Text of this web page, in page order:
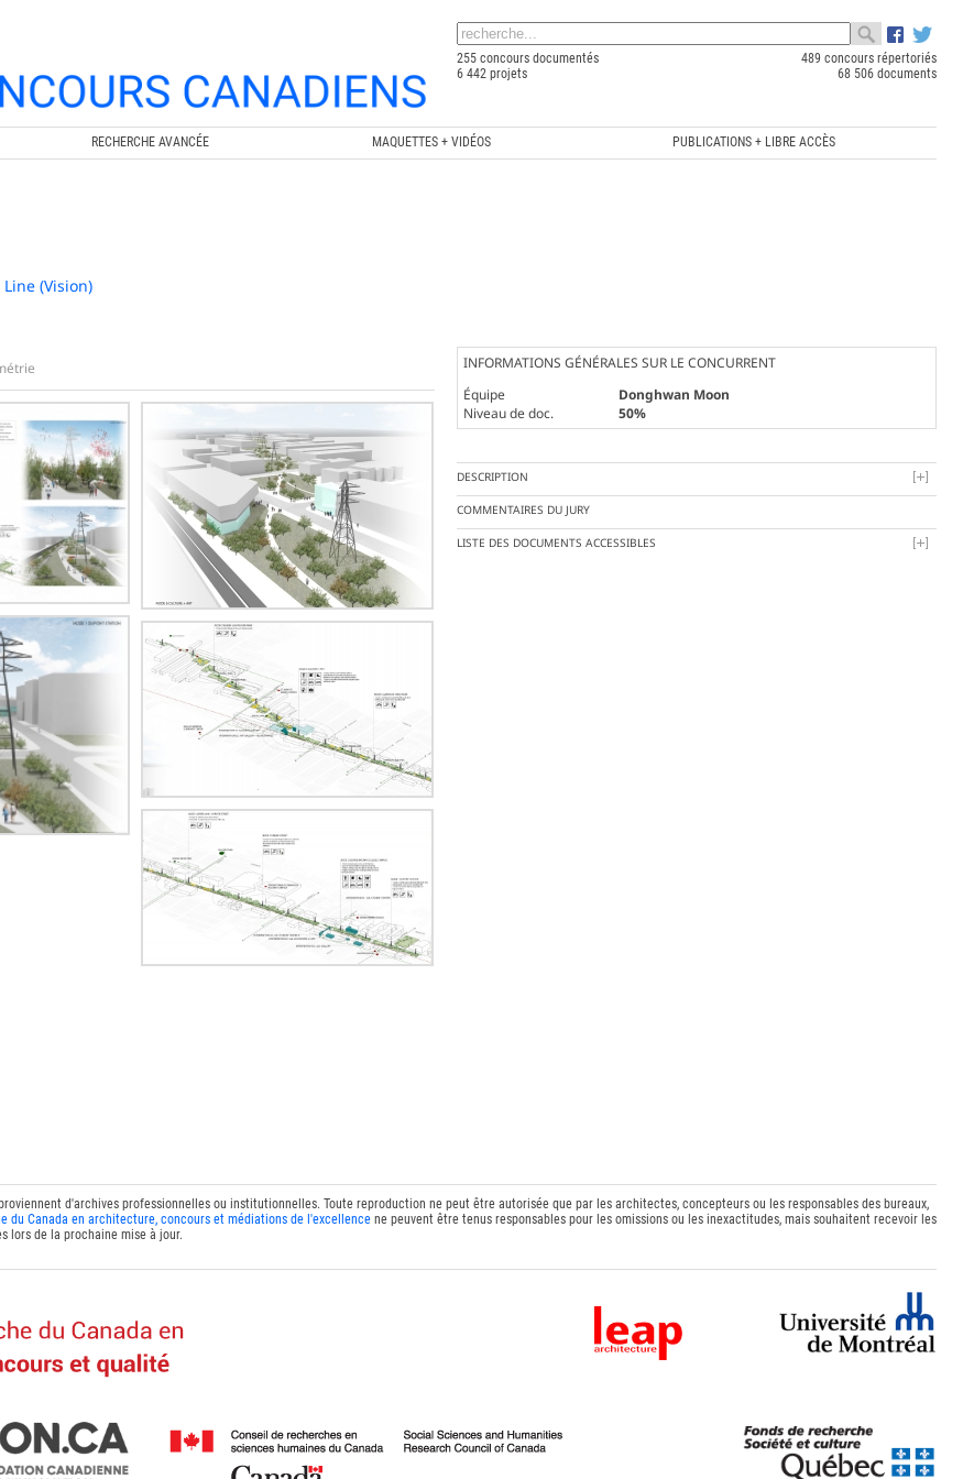
255 concours documentés
489 concours répertoriés
6 442 projets
68 506 documents
RECHERCHE AVANCÉE MAQUETTES + VIDÉOS PUBLICATIONS + LIBRE ACCÈS
(Vision)
INFORMATIONS GÉNÉRALES SUR LE CONCURRENT
Équipe
Donghwan Moon
Niveau de doc.
50%
DESCRIPTION
COMMENTAIRES DU JURY
LISTE DES DOCUMENTS ACCESSIBLES
d'archives professionnelles ou institutionnelles. Toute reproduction ne peut être autorisée que par les architectes, concepteurs ou les responsables des bureaux,
du Canada en architecture, concours et médiations de l'excellencene peuvent être tenus responsables pour les omissions ou les inexactitudes, mais souhaitent recevoir les
lors de la prochaine mise à jour.